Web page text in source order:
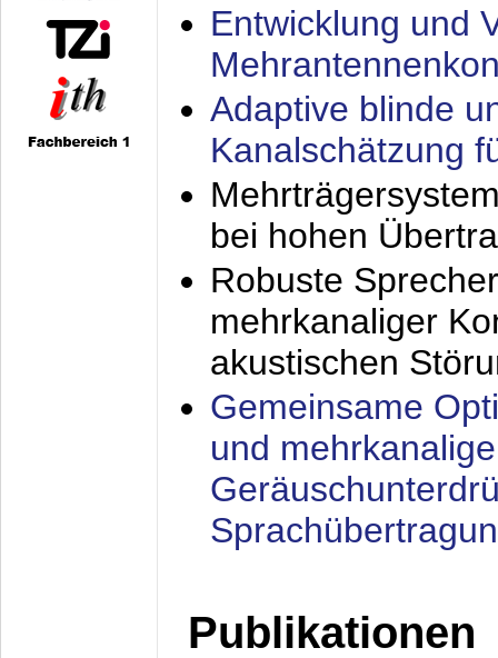
Entwicklung und
Adaptive blinde
Kanalschätzung
bei hohen
Robuste
mehrkanaliger
akustischen
Gemeinsame
und
Publikationen